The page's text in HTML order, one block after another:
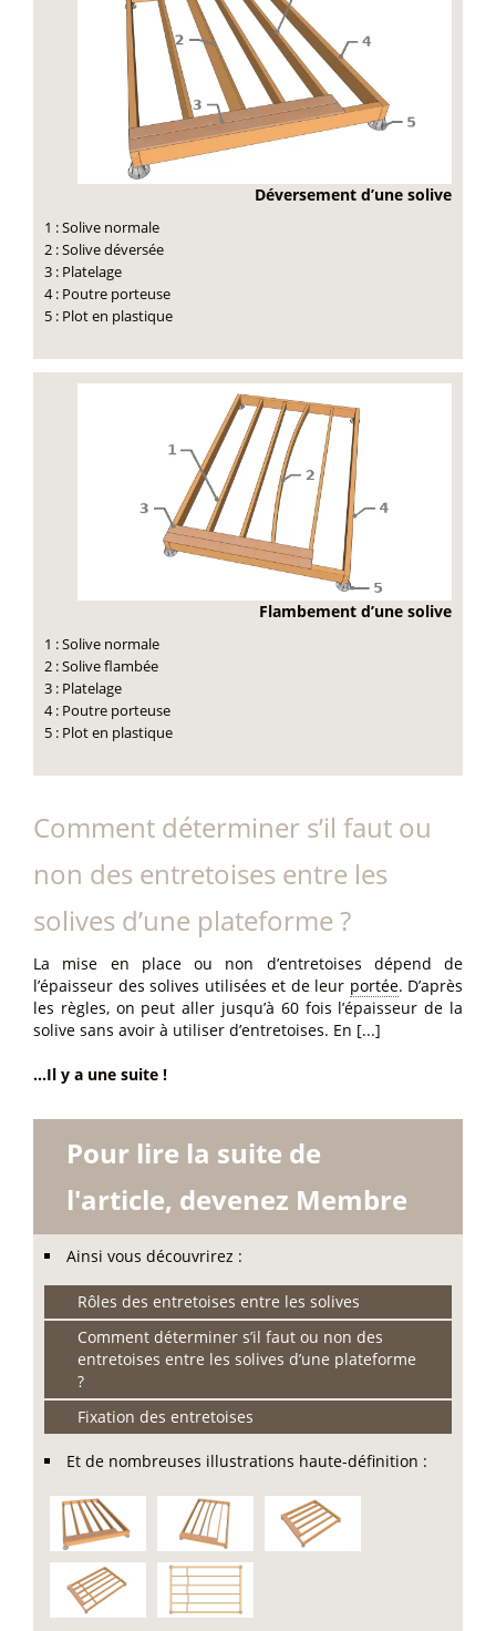
Déversement d’une solive
1 : Solive normale
2 : Solive déversée
3 : Platelage
4 : Poutre porteuse
5 : Plot en plastique
Flambement d’une solive
1 : Solive normale
2 : Solive flambée
3 : Platelage
4 : Poutre porteuse
5 : Plot en plastique
Comment déterminer s’il faut ou
non des entretoises entre les
solives d’une plateforme ?
La mise en place ou non d’entretoises dépend de
l’épaisseur des solives utilisées et de leur portée. D’après
les règles, on peut aller jusqu’à 60 fois l’épaisseur de la
solive sans avoir à utiliser d’entretoises. En [...]
...Il y a une suite !
Pour lire la suite de
l'article, devenez Membre
Ainsi vous découvrirez :
Rôles des entretoises entre les solives
Comment déterminer s’il faut ou non des
entretoises entre les solives d’une plateforme
?
Fixation des entretoises
Et de nombreuses illustrations haute-définition :